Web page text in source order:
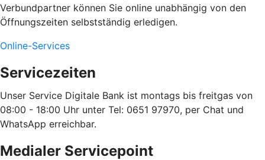
Verbundpartner können Sie online unabhängig von den
Öffnungszeiten selbstständig erledigen.
Online-Services
Servicezeiten
Unser Service Digitale Bank ist montags bis freitgas von
08:00 - 18:00 Uhr unter Tel: 0651 97970, per Chat und
WhatsApp erreichbar.
Medialer Servicepoint